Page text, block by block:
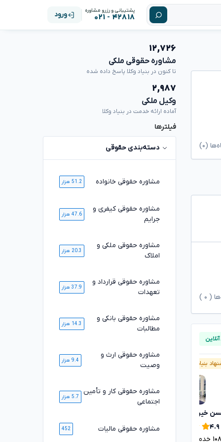
پشتیبانی و رزرو مشاوره
۴۲۸۱۸ - ۰۲۱ ورود
(۰)
( ۰
بنیاد وکلا
خیری
۴.۹
خدمت ارائه شده موفق
پیشنهاد بنیاد وکلا
۴.۸
۱۲,۷۲۶
مشاوره حقوقی ملکی
تا کنون در بنیاد وکلا پاسخ داده شده
۲,۹۸۷
وکیل ملکی
آماده ارائه خدمت در بنیاد وکلا
فیلترها
دسته‌بندی حقوقی
مشاوره حقوقی خانواده 51.2 هزار
مشاوره حقوقی کیفری و
جرایم
47.6 هزار
مشاوره حقوقی ملکی و
املاک
20.3 هزار
مشاوره حقوقی قرارداد و
تعهدات
37.9 هزار
مشاوره حقوقی بانکی و
مطالبات
14.3 هزار
مشاوره حقوقی ارث و
وصیت
9.4 هزار
مشاوره حقوقی کار و تأمین
اجتماعی
5.7 هزار
مشاوره حقوقی مالیات 452